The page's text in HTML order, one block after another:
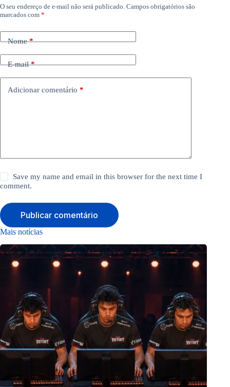
O seu endereço de e-mail não será publicado. Campos obrigatórios são
marcados com *
Nome*
E-mail*
Adicionar comentário *
Save my name and email in this browser for the next time I
comment.
Publicar comentário
Mais notícias